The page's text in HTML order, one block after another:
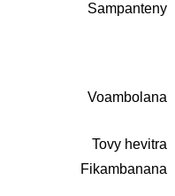
Sampanteny
Voambolana
Tovy hevitra
Fikambanana